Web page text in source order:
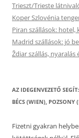
Trieszt/Trieste
Koper Szlovénia
Piran szállások:
Madrid szállások: jó
Ždiar szállás,
AZ IDEGENVEZETŐ
BÉCS (WIEN), POZSONY
Fizetni gyakran